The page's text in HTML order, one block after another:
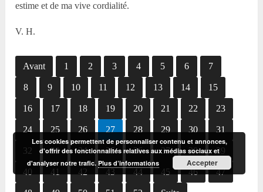
estime et de ma vive cordialité.
V. H.
Avant 1 2 3 4 5 6 7
8 9 10 11 12 13 14 15
16 17 18 19 20 21 22 23
24 25 26 27 28 29 30 31
32 33 34 35 36 37 38 39
40 41 42 43 44 45 46 47
Les cookies permettent de personnaliser contenu et annonces,
d'offrir des fonctionnalités relatives aux médias sociaux et
d'analyser notre trafic.Plus d’informations Accepter